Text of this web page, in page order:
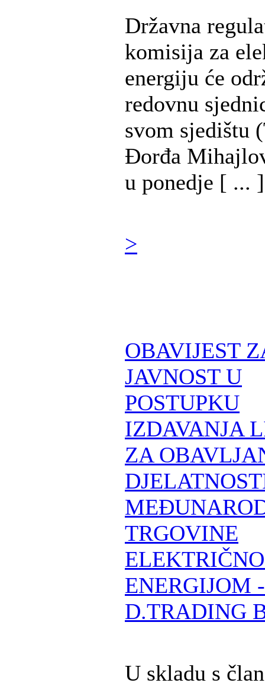
Državna
komisija za
energiju će
redovnu
svom sjedištu
Đorđa
u ponedje [ ... ]
>
OBAVIJEST
JAVNOST U
POSTUPKU
IZDAVANJA
ZA
TRGOVINE
ENERGIJOM -
D.TRADING
U skladu s